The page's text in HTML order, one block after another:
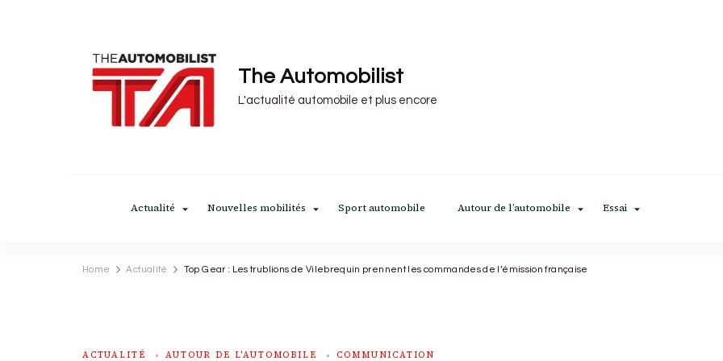
The Automobilist
L'actualité automobile et plus encore
Actualité Nouvelles mobilités Sport automobile Autour de l’automobile Essai
Home Actualité Top Gear : Les trublions de Vilebrequin prennent les commandes de l’émission française
ACTUALITÉ AUTOUR DE L'AUTOMOBILE COMMUNICATION